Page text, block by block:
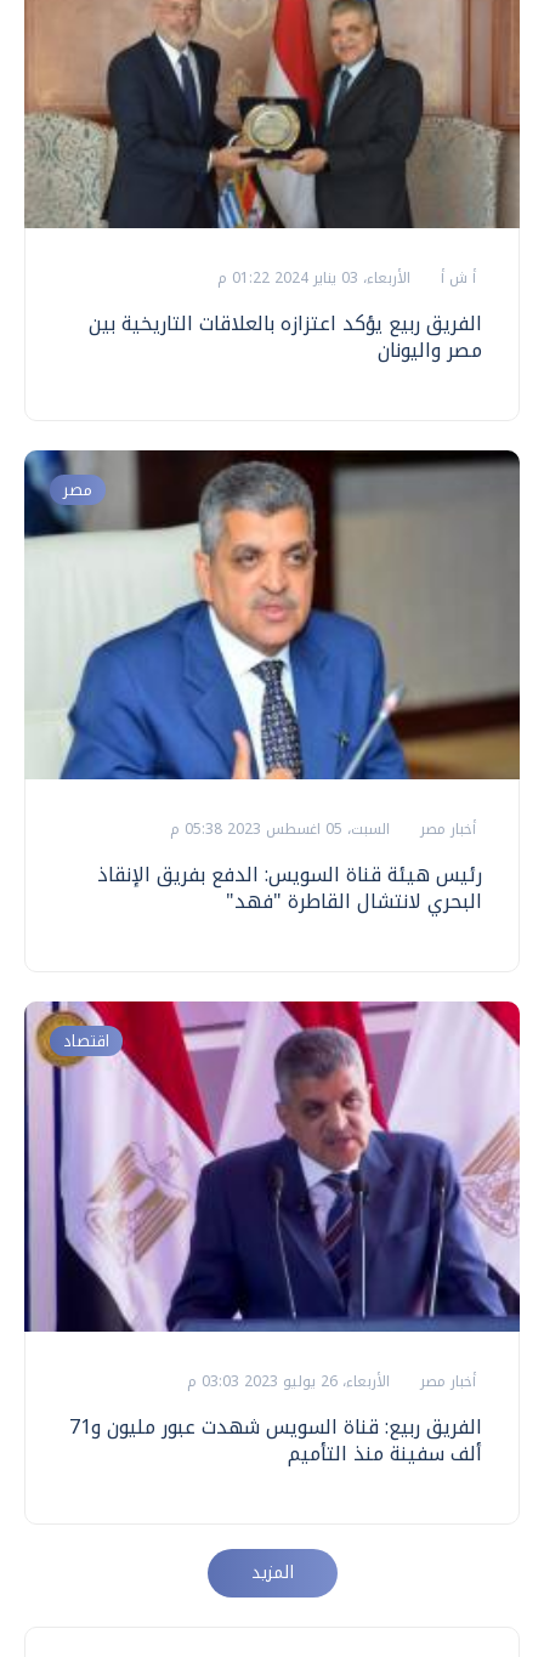
أ ش أ الأربعاء، 03 يناير 2024 01:22 م
الفريق ربيع يؤكد اعتزازه بالعلاقات التاريخية بين
مصر واليونان
مصر
أخبار مصر السبت، 05 اغسطس 2023 05:38 م
رئيس هيئة قناة السويس: الدفع بفريق الإنقاذ
البحري لانتشال القاطرة "فهد"
اقتصاد
أخبار مصر الأربعاء، 26 يوليو 2023 03:03 م
الفريق ربيع: قناة السويس شهدت عبور مليون و71
ألف سفينة منذ التأميم
المزيد